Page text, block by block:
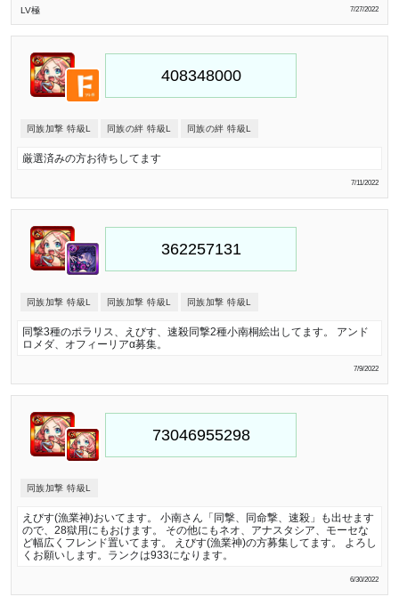
LV極 7/27/2022
同族加撃 特級L 同族の絆 特級L 同族の絆 特級L
厳選済みの方お待ちしてます
7/11/2022
同族加撃 特級L 同族加撃 特級L 同族加撃 特級L
同撃3種のポラリス、えびす、速殺同撃2種小南桐絵出してます。 アンド
ロメダ、オフィーリアα募集。
7/9/2022
同族加撃 特級L
えびす(漁業神)おいてます。 小南さん「同撃、同命撃、速殺」も出せます
ので、28獄用にもおけます。 その他にもネオ、アナスタシア、モーセな
ど幅広くフレンド置いてます。 えびす(漁業神)の方募集してます。 よろし
くお願いします。ランクは933になります。
6/30/2022